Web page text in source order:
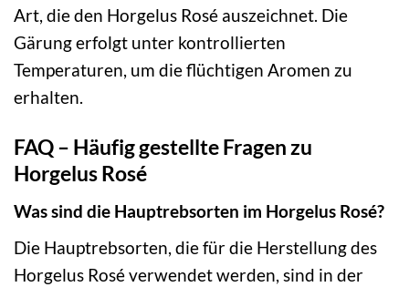
Art, die den Horgelus Rosé auszeichnet. Die
Gärung erfolgt unter kontrollierten
Temperaturen, um die flüchtigen Aromen zu
erhalten.
FAQ – Häufig gestellte Fragen zu
Horgelus Rosé
Was sind die Hauptrebsorten im Horgelus Rosé?
Die Hauptrebsorten, die für die Herstellung des
Horgelus Rosé verwendet werden, sind in der